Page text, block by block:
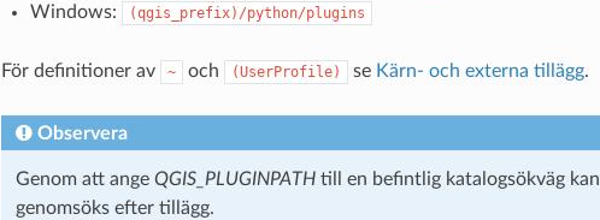
Windows: (qgis_prefix)/python/plugins
För definitioner av ~ och (UserProfile) se Kärn- och externa tillägg.
Observera
Genom att ange QGIS_PLUGINPATHtill en befintlig katalogsökväg
genomsöks efter tillägg.